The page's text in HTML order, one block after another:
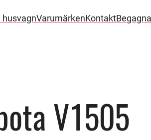
husvagnVarumärkenKontakt
V1505